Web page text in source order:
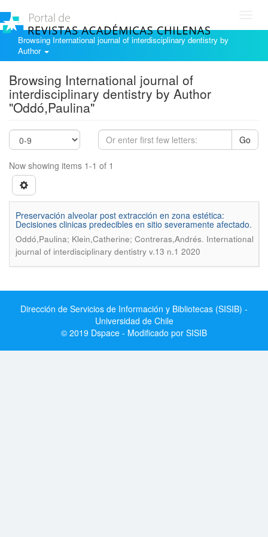
Browsing International journal of interdisciplinary dentistry by
Author
Browsing International journal of
interdisciplinary dentistry by Author
"Oddó,Paulina"
Go
Now showing items 1-1 of 1
Preservación alveolar post extracción en zona estética:
Decisiones clinicas predecibles en sitio severamente afectado.
Oddó,Paulina; Klein,Catherine; Contreras,Andrés. International
journal of interdisciplinary dentistry v.13 n.1 2020
Dirección de Servicios de Información y Bibliotecas (SISIB) -
Universidad de Chile
© 2019 Dspace - Modificado por SISIB